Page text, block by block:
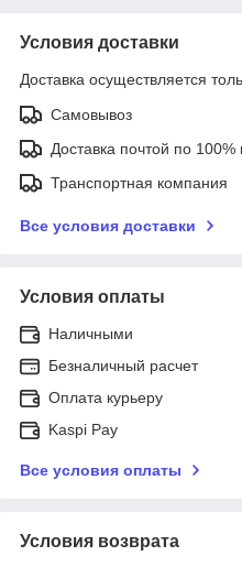
Условия доставки
Доставка осуществляется
Самовывоз
Доставка почтой по
Транспортная компания
Все условия доставки
Условия оплаты
Наличными
Безналичный расчет
Оплата курьеру
Kaspi Pay
Все условия оплаты
Условия возврата